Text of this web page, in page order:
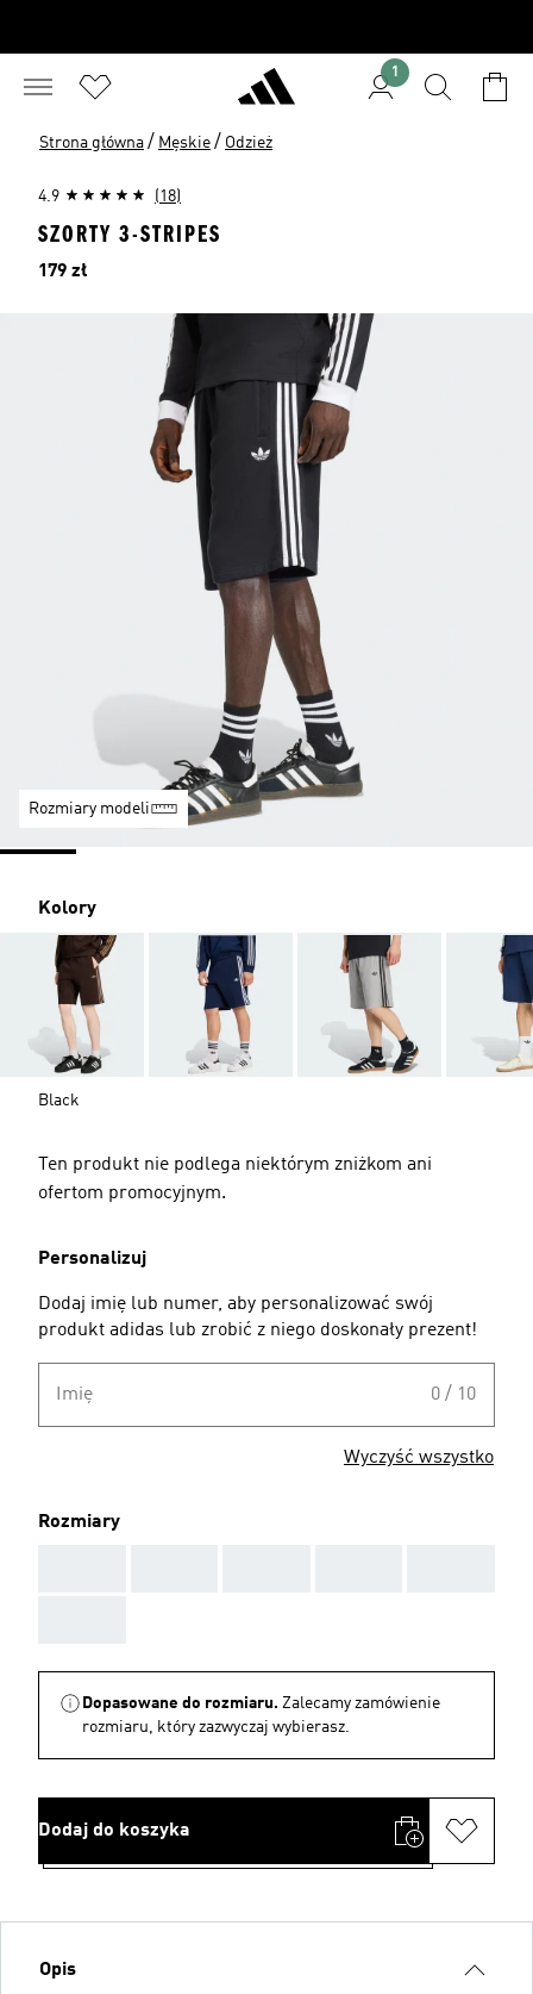
1
Strona główna / Męskie / Odzież
4.9 (18)
SZORTY 3-STRIPES
Cena
179 zł
Rozmiary modeli
Kolory
Black
Ten produkt nie podlega niektórym zniżkom ani
ofertom promocyjnym.
Personalizuj
Dodaj imię lub numer, aby personalizować swój
produkt adidas lub zrobić z niego doskonały prezent!
Imię 0 / 10
Wyczyść wszystko
Rozmiary
Dopasowane do rozmiaru. Zalecamy zamówienie
rozmiaru, który zazwyczaj wybierasz.
Dodaj do koszyka
Opis